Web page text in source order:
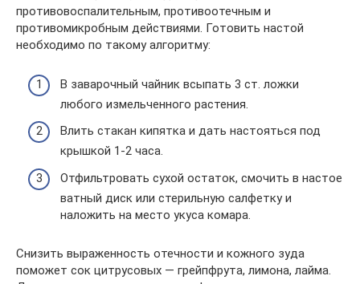
противовоспалительным, противоотечным и
противомикробным действиями. Готовить настой
необходимо по такому алгоритму:
В заварочный чайник всыпать 3 ст. ложки
любого измельченного растения.
Влить стакан кипятка и дать настояться под
крышкой 1-2 часа.
Отфильтровать сухой остаток, смочить в настое
ватный диск или стерильную салфетку и
наложить на место укуса комара.
Снизить выраженность отечности и кожного зуда
поможет сок цитрусовых — грейпфрута, лимона, лайма.